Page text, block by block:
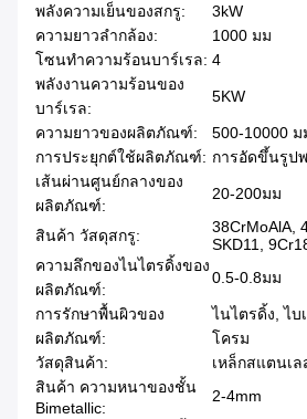
พลังความเย็นของสกรู:
3kW
ความยาวลำกล้อง:
1000 มม
โซนทำความร้อนบาร์เรล: 4
พลังงานความร้อนของ
บาร์เรล:
5KW
ความยาวของผลิตภัณฑ์:
500-10000 ม
การประยุกต์ใช้ผลิตภัณฑ์: การอัดขึ้นรูป
เส้นผ่านศูนย์กลางของ
ผลิตภัณฑ์:
20-200มม
สินค้า วัสดุสกรู:
38CrMoAlA,
SKD11,
ความลึกของไนไตรดิ้งของ
ผลิตภัณฑ์:
0.5-0.8มม
การรักษาพื้นผิวของ
ผลิตภัณฑ์:
ไนไตรดิ้ง, ไ
โครม
วัสดุสินค้า:
เหล็กสแตนเล
สินค้า ความหนาของชั้น
Bimetallic:
2-4mm